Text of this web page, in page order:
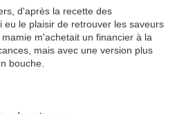
d'après la recette des
eu le plaisir de retrouver les saveurs
m'achetait un financier à la
mais avec une version plus
bouche.